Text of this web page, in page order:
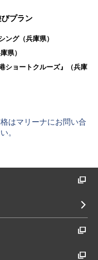
プラン
グ（兵庫県）
県）
ショートクルーズ』（兵庫
はマリーナにお問い合
。